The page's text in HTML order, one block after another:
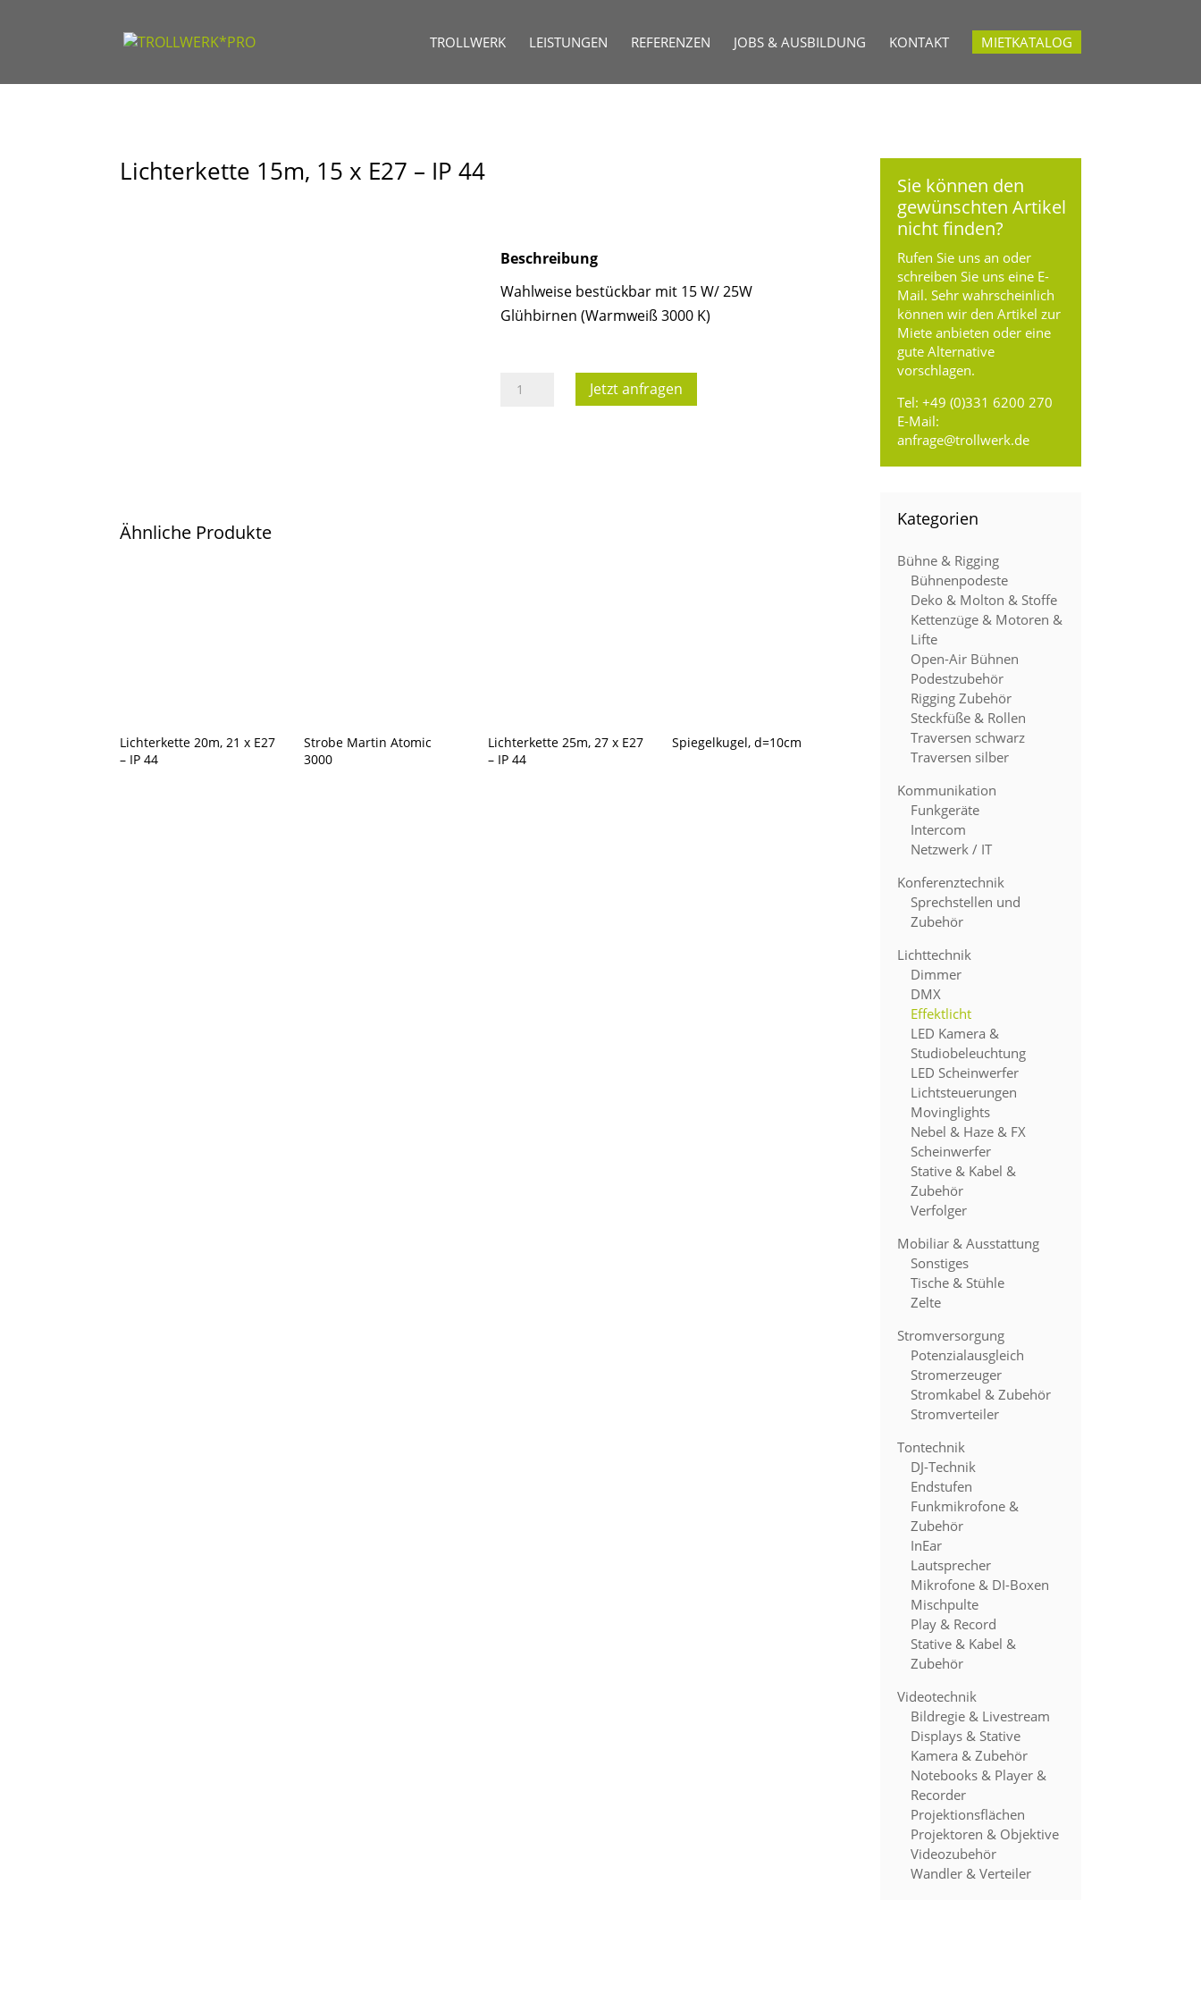
TROLLWERK LEISTUNGEN REFERENZEN JOBS & AUSBILDUNG KONTAKT MIETKATALOG
Lichterkette 15m, 15 x E27 – IP 44
Beschreibung
Wahlweise bestückbar mit 15 W/ 25W
Glühbirnen (Warmweiß 3000 K)
Lichterkette
Jetzt anfragen
Ähnliche Produkte
Lichterkette 20m, 21 x E27
– IP 44
Strobe Martin Atomic
3000
Lichterkette 25m, 27 x E27
– IP 44
Spiegelkugel, d=10cm
Sie können den
gewünschten Artikel
nicht finden?
Rufen Sie uns an oder
schreiben Sie uns eine E-
Mail. Sehr wahrscheinlich
können wir den Artikel zur
Miete anbieten oder eine
gute Alternative
vorschlagen.
Tel:+49 (0)331 6200 270
E-Mail:
anfrage@trollwerk.de
Kategorien
Bühne & Rigging
Bühnenpodeste
Deko & Molton & Stoffe
Kettenzüge & Motoren &
Lifte
Open-Air Bühnen
Podestzubehör
Rigging Zubehör
Steckfüße & Rollen
Traversen schwarz
Traversen silber
Kommunikation
Funkgeräte
Intercom
Netzwerk / IT
Konferenztechnik
Sprechstellen und
Zubehör
Lichttechnik
Dimmer
DMX
Effektlicht
LED Kamera &
Studiobeleuchtung
LED Scheinwerfer
Lichtsteuerungen
Movinglights
Nebel & Haze & FX
Scheinwerfer
Stative & Kabel &
Zubehör
Verfolger
Mobiliar & Ausstattung
Sonstiges
Tische & Stühle
Zelte
Stromversorgung
Potenzialausgleich
Stromerzeuger
Stromkabel & Zubehör
Stromverteiler
Tontechnik
DJ-Technik
Endstufen
Funkmikrofone &
Zubehör
InEar
Lautsprecher
Mikrofone & DI-Boxen
Mischpulte
Play & Record
Stative & Kabel &
Zubehör
Videotechnik
Bildregie & Livestream
Displays & Stative
Kamera & Zubehör
Notebooks & Player &
Recorder
Projektionsflächen
Projektoren & Objektive
Videozubehör
Wandler & Verteiler